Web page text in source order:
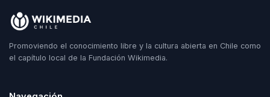
Promoviendo el conocimiento libre y la cultura abierta en Chile como
el capítulo local de la Fundación Wikimedia.